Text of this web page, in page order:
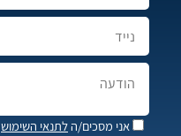
אני מסכים/הלתנאי השימוש